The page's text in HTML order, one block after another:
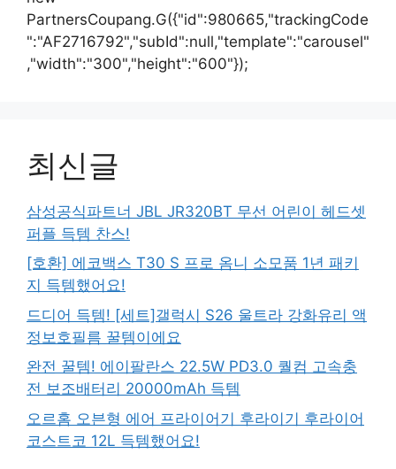
PartnersCoupang.G({"id":980665,"trackingCode
":"AF2716792","subId":null,"template":"carousel"
,"width":"300","height":"600"});
최신글
삼성공식파트너 JBL JR320BT 무선 어린이 헤드셋
퍼플 득템 찬스!
[호환] 에코백스 T30 S 프로 옴니 소모품 1년 패키
지 득템했어요!
드디어 득템! [세트]갤럭시 S26 울트라 강화유리 액
정보호필름 꿀템이에요
완전 꿀템! 에이팔란스 22.5W PD3.0 퀄컴 고속충
전 보조배터리 20000mAh 득템
오르홈 오븐형 에어 프라이어기 후라이기 후라이어
코스트코 12L 득템했어요!